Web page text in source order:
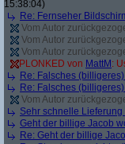
15:38:04)
Re: Fernseher
Vom Autor
Vom Autor
Vom Autor
PLONKED von MattM :
Re: Falsches
Re: Falsches
Vom Autor
Sehr schnelle
Geht der billige Jacob
Re: Geht der billige